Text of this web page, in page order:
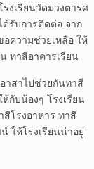
รียนวัดม่วงตารศ
รับการติดต่อ จาก
ความช่วยเหลือ ให้
ทาสีอาคารเรียน
าสาไปช่วยกันทาสี
กับน้องๆ โรงเรียน
โรงอาหาร ทาสี
ให้โรงเรียนน่าอยู่